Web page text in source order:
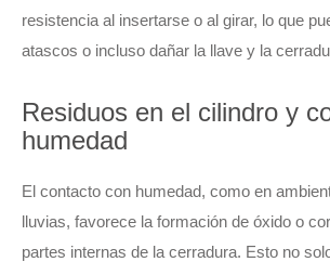
resistencia al insertarse o al girar, lo que
atascos o incluso dañar la llave y la
Residuos en el cilindro y
humedad
El contacto con humedad, como en
lluvias, favorece la formación de óxido o
partes internas de la cerradura. Esto no